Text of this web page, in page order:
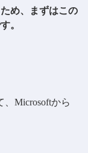
め、まずはこの
。
Microsoftから